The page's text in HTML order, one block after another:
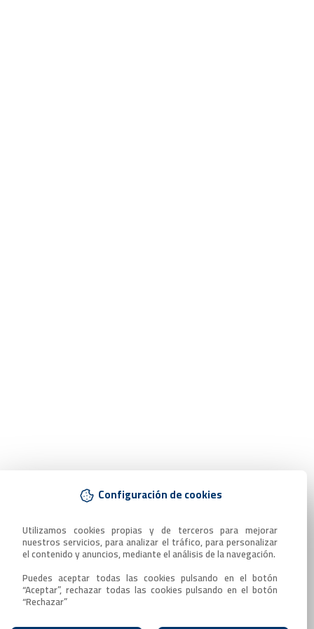
Configuración de cookies
Utilizamos cookies propias y de terceros para mejorar
nuestros servicios, para analizar el tráfico, para personalizar
el contenido y anuncios, mediante el análisis de la navegación.
Puedes aceptar todas las cookies pulsando en el botón
“Aceptar”, rechazar todas las cookies pulsando en el botón
“Rechazar”